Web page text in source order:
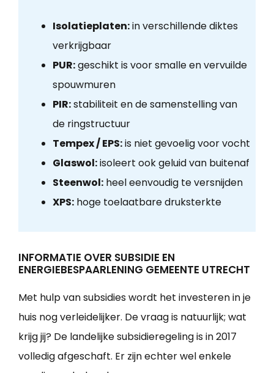
Isolatieplaten:in verschillende diktes
verkrijgbaar
PUR:geschikt is voor smalle en vervuilde
spouwmuren
PIR:stabiliteit en de samenstelling van
de ringstructuur
Tempex / EPS:is niet gevoelig voor vocht
Glaswol:isoleert ook geluid van buitenaf
Steenwol:heel eenvoudig te versnijden
XPS:hoge toelaatbare druksterkte
INFORMATIE OVER SUBSIDIE EN
ENERGIEBESPAARLENING GEMEENTE UTRECHT
Met hulp van subsidies wordt het investeren in je
huis nog verleidelijker. De vraag is natuurlijk; wat
krijg jij? De landelijke subsidieregeling is in 2017
volledig afgeschaft. Er zijn echter wel enkele